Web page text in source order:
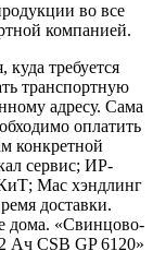
во все
компанией.
требуется
транспортную
адресу. Сама
оплатить
конкретной
сервис; ИР-
Мас хэндлинг
доставки.
дома. «Свинцово-
Ач CSB GP 6120»